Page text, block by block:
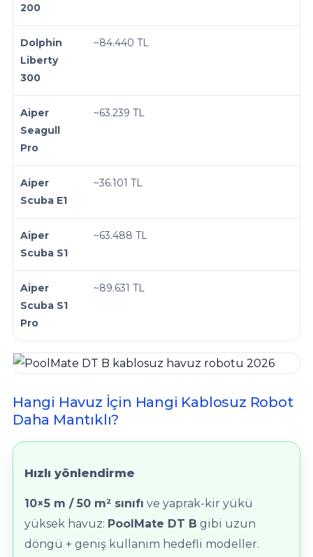
200
Dolphin
Liberty
300
~84.440 TL
Aiper
Seagull
Pro
~63.239 TL
Aiper
Scuba E1
~36.101 TL
Aiper
Scuba S1
~63.488 TL
Aiper
Scuba S1
Pro
~89.631 TL
Hangi Havuz İçin Hangi Kablosuz Robot
Daha Mantıklı?
Hızlı yönlendirme
10×5 m / 50 m² sınıfı ve yaprak-kir yükü
yüksek havuz: PoolMate DT B gibi uzun
döngü + geniş kullanım hedefli modeller.